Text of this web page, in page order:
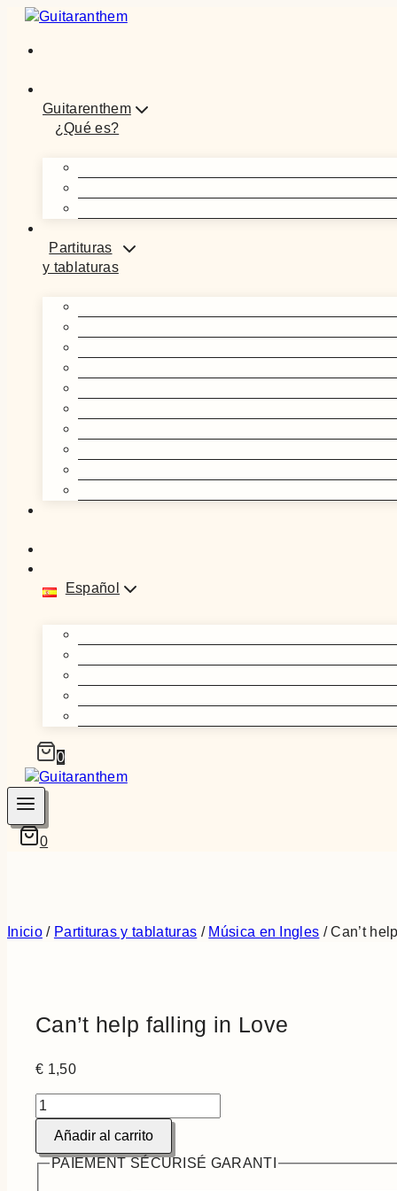
Saltar
contenido
Guitarenthem
¿Qué es?
Partituras
y tablaturas
Español
0
0
Inicio / Partituras y tablaturas / Música en Ingles / Can’t
Can’t help falling in Love
€ 1,50
Can't
help
falling
in
Añadir al carrito
PAIEMENT SÉCURISÉ GARANTI